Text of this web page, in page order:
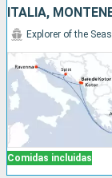
ITALIA,
Comidas incluidas
Explorer of the Seas